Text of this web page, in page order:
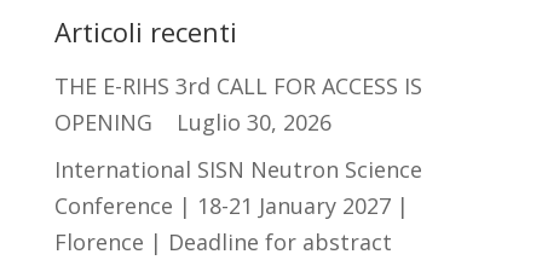
Articoli recenti
THE E-RIHS 3rd CALL FOR ACCESS IS
OPENING
Luglio 30, 2026
International SISN Neutron Science
Conference | 18-21 January 2027 |
Florence | Deadline for abstract